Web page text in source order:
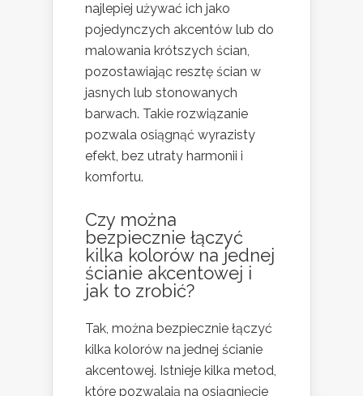
najlepiej używać ich jako
pojedynczych akcentów lub do
malowania krótszych ścian,
pozostawiając resztę ścian w
jasnych lub stonowanych
barwach. Takie rozwiązanie
pozwala osiągnąć wyrazisty
efekt, bez utraty harmonii i
komfortu.
Czy można
bezpiecznie łączyć
kilka kolorów na jednej
ścianie akcentowej i
jak to zrobić?
Tak, można bezpiecznie łączyć
kilka kolorów na jednej ścianie
akcentowej. Istnieje kilka metod,
które pozwalają na osiągnięcie